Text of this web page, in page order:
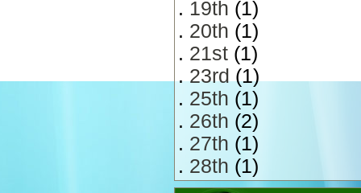
. 19th (1)
. 20th (1)
. 21st (1)
.23rd(1)
. 25th (1)
. 26th (2)
. 27th (1)
. 28th (1)